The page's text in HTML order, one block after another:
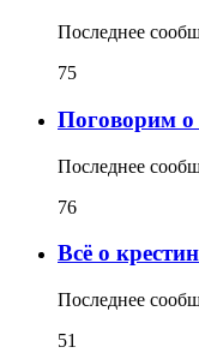
Последнее
75
Поговорим о
Последнее
76
Всё о
Последнее
51